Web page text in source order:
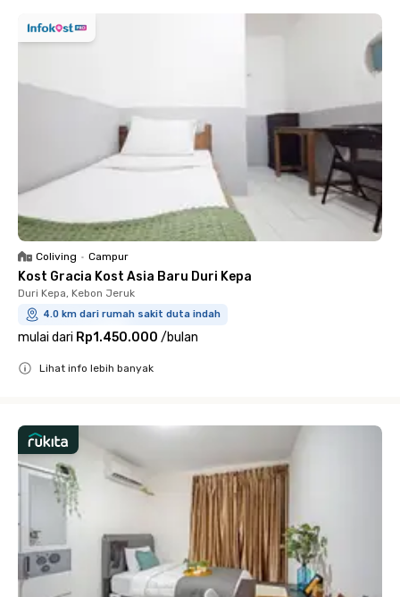
Coliving • Campur
Kost Gracia Kost Asia Baru Duri Kepa
Duri Kepa, Kebon Jeruk
4.0 km dari rumah sakit duta indah
mulai dari Rp1.450.000 /bulan
Lihat info lebih banyak